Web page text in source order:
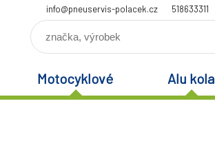
info@pneuservis-polacek.cz 518633311
Motocyklové Alu kola